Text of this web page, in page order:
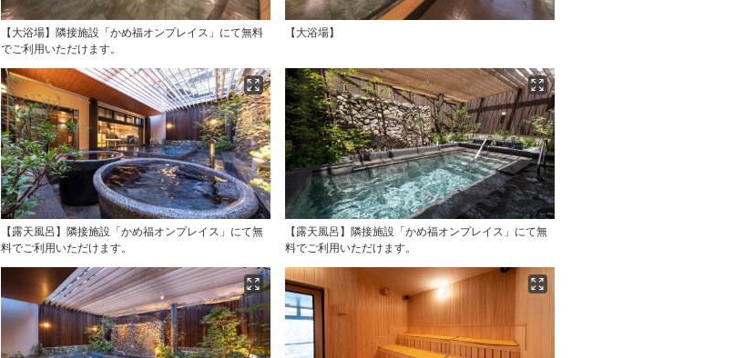
【大浴場】隣接施設「かめ福オンプレイス」にて無料
でご利用いただけます。
【大浴場】
【露天風呂】隣接施設「かめ福オンプレイス」にて無
料でご利用いただけます。
【露天風呂】隣接施設「かめ福オンプレイス」にて無
料でご利用いただけます。